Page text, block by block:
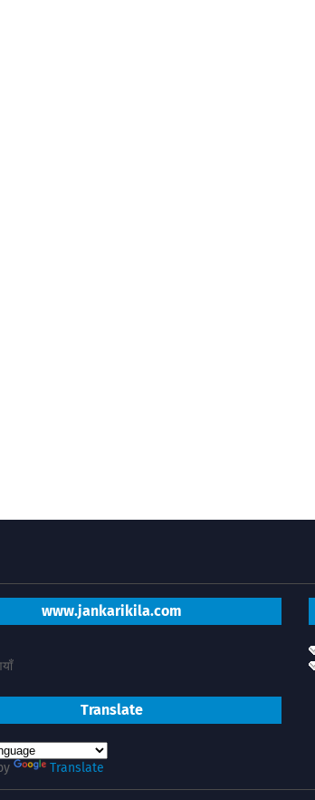
www.jankarikila.com
Translate
Translate